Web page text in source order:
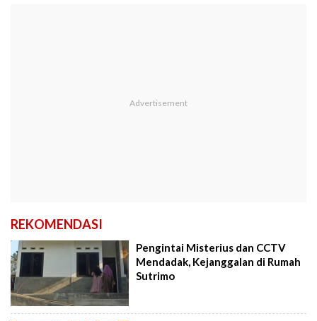
REKOMENDASI
Pengintai Misterius dan CCTV
Mendadak, Kejanggalan di Rumah
Sutrimo